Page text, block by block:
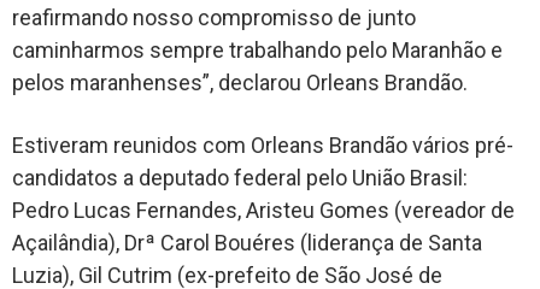
reafirmando nosso compromisso de junto
caminharmos sempre trabalhando pelo Maranhão e
pelos maranhenses”, declarou Orleans Brandão.
Estiveram reunidos com Orleans Brandão vários pré-
candidatos a deputado federal pelo União Brasil:
Pedro Lucas Fernandes, Aristeu Gomes (vereador de
Açailândia), Drª Carol Bouéres (liderança de Santa
Luzia), Gil Cutrim (ex-prefeito de São José de